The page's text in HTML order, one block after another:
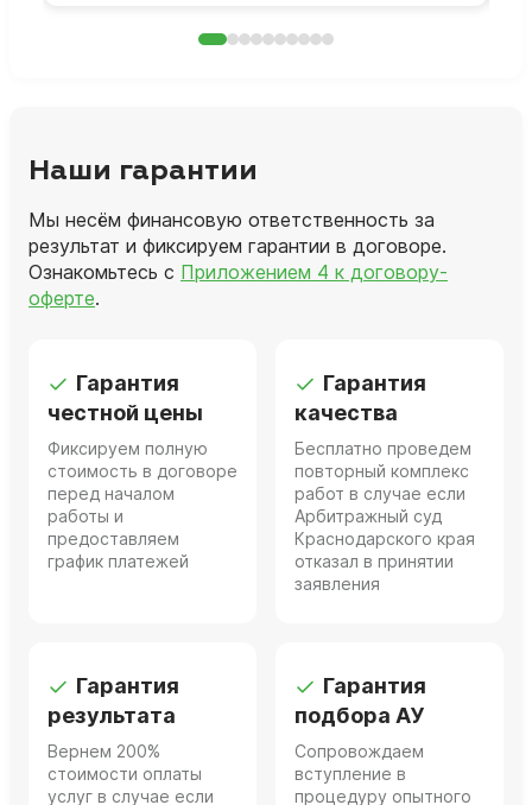
Наши гарантии
Мы несём финансовую ответственность за
результат и фиксируем гарантии в договоре.
Ознакомьтесь с Приложением 4 к договору-
оферте.
Гарантия
честной цены
Фиксируем полную
стоимость в договоре
перед началом
работы и
предоставляем
график платежей
Гарантия
качества
Бесплатно проведем
повторный комплекс
работ в случае если
Арбитражный суд
Краснодарского края
отказал в принятии
заявления
Гарантия
результата
Вернем 200%
стоимости оплаты
услуг в случае если
Гарантия
подбора АУ
Сопровождаем
вступление в
процедуру опытного